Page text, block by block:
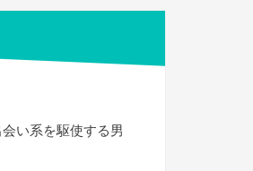
い系を駆使する男